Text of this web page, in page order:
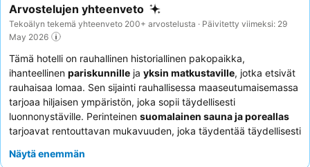
Arvostelujen yhteenveto
Tekoälyn tekemä yhteenveto 200+ arvostelusta · Päivitetty viimeksi: 29
May 2026
Tämä hotelli on rauhallinen historiallinen pakopaikka,
ihanteellinen pariskunnille ja yksin matkustaville, jotka etsivät
rauhaisaa lomaa. Sen sijainti rauhallisessa maaseutumaisemassa
tarjoaa hiljaisen ympäristön, joka sopii täydellisesti
luonnonystäville. Perinteinen suomalainen sauna ja poreallas
tarjoavat rentouttavan mukavuuden, joka täydentää täydellisesti
huomaavaista palvelua
Näytä enemmän